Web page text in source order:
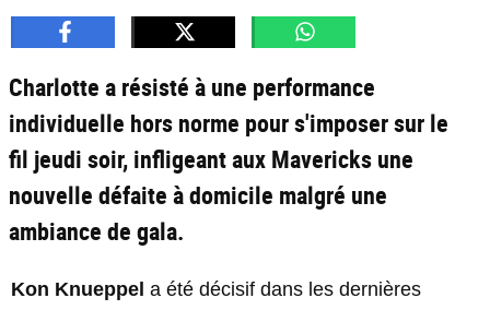
Charlotte a résisté à une performance
individuelle hors norme pour s'imposer sur le
fil jeudi soir, infligeant aux Mavericks une
nouvelle défaite à domicile malgré une
ambiance de gala.
Kon Knueppel a été décisif dans les dernières